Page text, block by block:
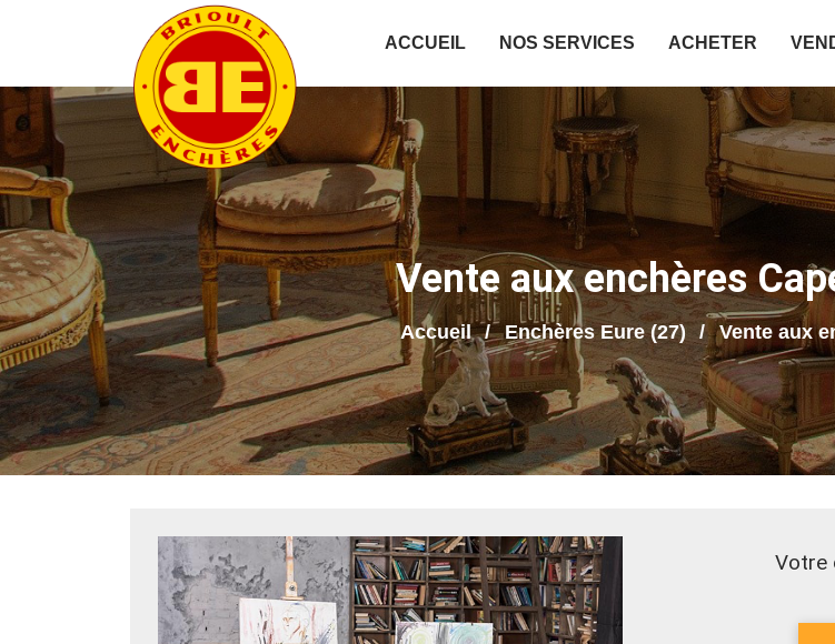
ACCUEIL NOS SERVICES ACHETER
Vente aux enchères
Accueil Enchères Eure (27) Vente aux
Votre